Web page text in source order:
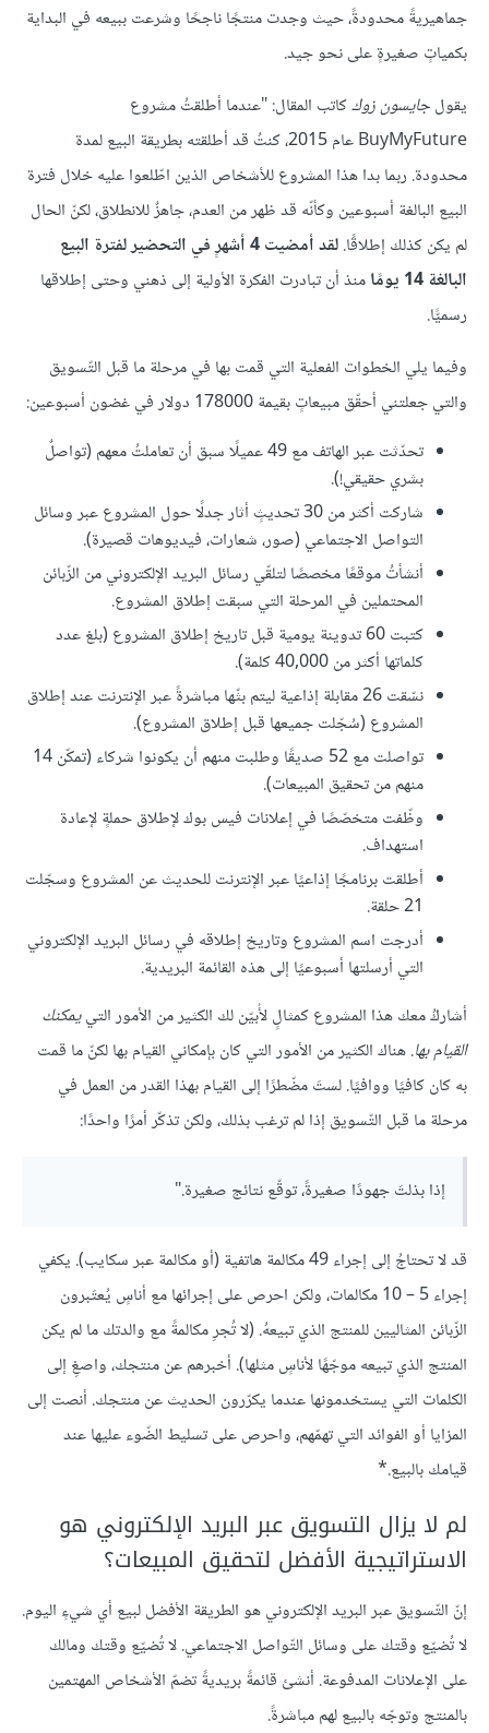
جماهيريةً محدودةً، حيث وجدت منتجًا ناجحًا وشرعت ببيعه في البداية
بكمياتٍ صغيرةٍ على نحو جيد.
يقولجايسون زوككاتب المقال: "عندما أطلقتُ مشروع
BuyMyFuture عام 2015، كنتُ قد أطلقته بطريقة البيع لمدة
محدودة. ربما بدا هذا المشروع للأشخاص الذين اطّلعوا عليه خلال فترة
البيع البالغة أسبوعين وكأنّه قد ظهر من العدم، جاهزٌ للانطلاق، لكنّ الحال
لم يكن كذلك إطلاقًا.
لقد أمضيت 4 أشهرٍ في التحضير لفترة البيع
البالغة 14 يومًا
منذ أن تبادرت الفكرة الأولية إلى ذهني وحتى إطلاقها
رسميًّا.
وفيما يلي الخطوات الفعلية التي قمت بها في مرحلة ما قبل التّسويق
والتي جعلتني أحقّق مبيعاتٍ بقيمة 178000 دولار في غضون أسبوعين:
تحدّثت عبر الهاتف مع 49 عميلًا سبق أن تعاملتُ معهم (تواصلٌ
بشري حقيقي!).
شاركت أكثر من 30 تحديثٍ أثار جدلًا حول المشروع عبر وسائل
التواصل الاجتماعي (صور، شعارات، فيديوهات قصيرة).
أنشأتُ موقعًا مخصصًا لتلقّي رسائل البريد الإلكتروني من الزّبائن
المحتملين في المرحلة التي سبقت إطلاق المشروع.
كتبت 60 تدوينة يومية قبل تاريخ إطلاق المشروع (بلغ عدد
كلماتها أكثر من 40,000 كلمة).
نسّقت 26 مقابلة إذاعية ليتم بثّها مباشرةً عبر الإنترنت عند إطلاق
المشروع (سُجّلت جميعها قبل إطلاق المشروع).
تواصلت مع 52 صديقًا وطلبت منهم أن يكونوا شركاء (تمكّن 14
منهم من تحقيق المبيعات).
وظّفت متخصّصًا في إعلانات فيس بوك لإطلاق حملةٍ لإعادة
استهداف.
أطلقت برنامجًا إذاعيًا عبر الإنترنت للحديث عن المشروع وسجّلت
21 حلقة.
أدرجت اسم المشروع وتاريخ إطلاقه في رسائل البريد الإلكتروني
التي أرسلتها أسبوعيًا إلى هذه القائمة البريدية.
أشاركُ معك هذا المشروع كمثالٍ لأُبيّن لك الكثير من الأمور التييمكنك
القيام بها. هناك الكثير من الأمور التي كان بإمكاني القيام بها لكنّ ما قمت
به كان كافيًا ووافيًا. لستَ مضّطرًا إلى القيام بهذا القدر من العمل في
مرحلة ما قبل التّسويق إذا لم ترغب بذلك، ولكن تذكّر أمرًا واحدًا:
إذا بذلتَ جهودًا صغيرةً، توقّع نتائج صغيرة."
قد لا تحتاجُ إلى إجراء 49 مكالمة هاتفية (أو مكالمة عبر سكايب). يكفي
إجراء 5 – 10 مكالمات، ولكن احرص على إجرائها مع أناسٍ يُعتَبرون
الزّبائن المثاليين للمنتج الذي تبيعهُ. (لا تُجرِ مكالمةً مع والدتك ما لم يكن
المنتج الذي تبيعه موجّهًا لأناسٍ مثلها). أخبرهم عن منتجك، واصغِ إلى
الكلمات التي يستخدمونها عندما يكرّرون الحديث عن منتجك. أنصت إلى
المزايا أو الفوائد التي تهمّهم، واحرص على تسليط الضّوء عليها عند
قيامك بالبيع.*
لم لا يزال التسويق عبر البريد الإلكتروني هو
الاستراتيجية الأفضل لتحقيق المبيعات؟
إنّ التّسويق عبر البريد الإلكتروني هو الطريقة الأفضل لبيع أي شيءٍ اليوم.
لا تُضيّع وقتك على وسائل التّواصل الاجتماعي. لا تُضيّع وقتك ومالك
على الإعلانات المدفوعة. أنشئ قائمةً بريديةً تضمّ الأشخاص المهتمين
بالمنتج وتوجّه بالبيع لهم مباشرةً.